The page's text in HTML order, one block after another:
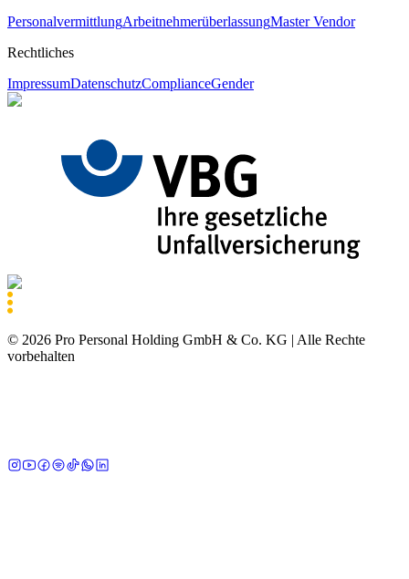
PersonalvermittlungArbeitnehmerüberlassungMaster Vendor
Rechtliches
ImpressumDatenschutzComplianceGender
© 2026 Pro Personal Holding GmbH & Co. KG | Alle Rechte
vorbehalten